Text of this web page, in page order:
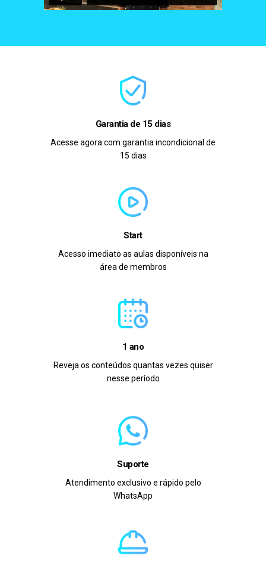
Garantia de 15 dias
Acesse agora com garantia incondicional de
15 dias
Start
Acesso imediato as aulas disponíveis na
área de membros
1 ano
Reveja os conteúdos quantas vezes quiser
nesse período
Suporte
Atendimento exclusivo e rápido pelo
WhatsApp